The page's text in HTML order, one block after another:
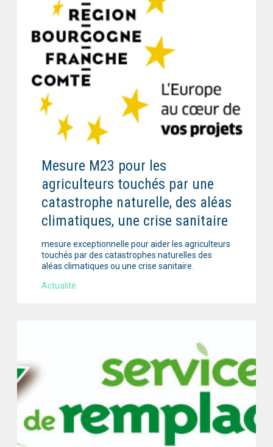
Mesure M23 pour les
agriculteurs touchés par une
catastrophe naturelle, des aléas
climatiques, une crise sanitaire
mesure exceptionnelle pour aider les agriculteurs
touchés par des catastrophes naturelles des
aléas climatiques ou une crise sanitaire.
Actualité